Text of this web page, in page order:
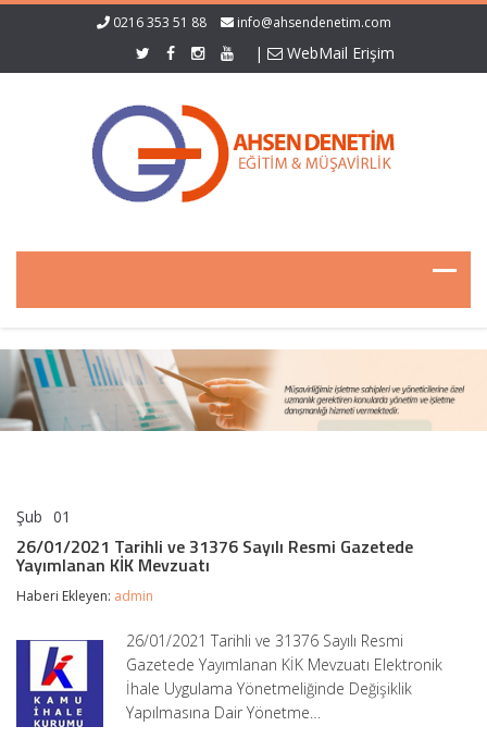
0216 353 51 88 info@ahsendenetim.com
| WebMail Erişim
Şub 01
ve
31376
Sayılı
Yayımlanan
Mevzuatı
26/01/2021 Tarihli ve 31376 Sayılı Resmi Gazetede
Yayımlanan KİK Mevzuatı
Haberi Ekleyen: admin
26/01/2021 Tarihli ve 31376 Sayılı Resmi
Gazetede Yayımlanan KİK Mevzuatı Elektronik
İhale Uygulama Yönetmeliğinde Değişiklik
Yapılmasına Dair Yönetme…